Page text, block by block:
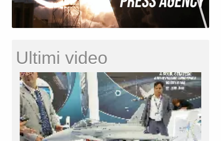
Ultimi video